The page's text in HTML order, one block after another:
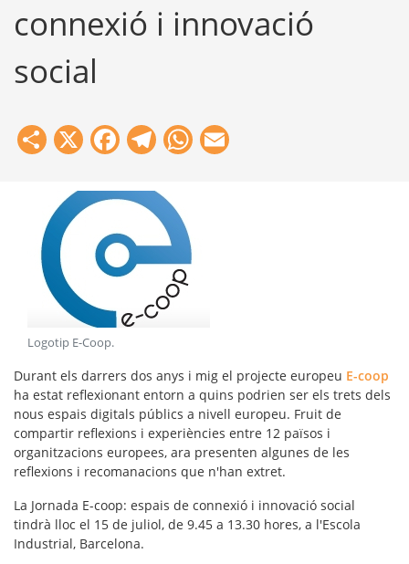
connexió i innovació
social
Share
X Facebook
Telegram
WhatsApp
Logotip E-Coop.
Durant els darrers dos anys i mig el projecte europeu E-coop
ha estat reflexionant entorn a quins podrien ser els trets dels
nous espais digitals públics a nivell europeu. Fruit de
compartir reflexions i experiències entre 12 països i
organitzacions europees, ara presenten algunes de les
reflexions i recomanacions que n'han extret.
La Jornada E-coop: espais de connexió i innovació social
tindrà lloc el 15 de juliol, de 9.45 a 13.30 hores, a l'Escola
Industrial, Barcelona.